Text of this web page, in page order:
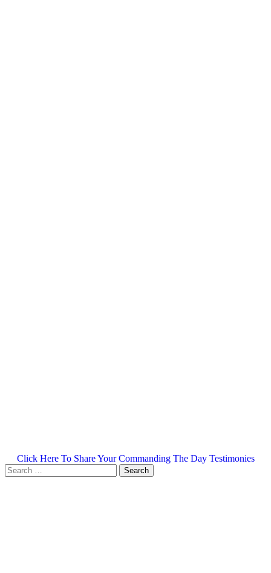
Click Here To Share Your Commanding The Day Testimonies
Search
for: